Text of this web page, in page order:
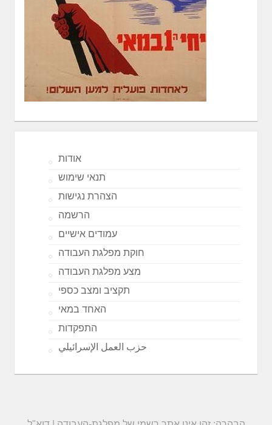
אודות
תנאי שימוש
הצהרת נגישות
הרשמה
עמודים אישיים
חוקת מפלגת העבודה
מצע מפלגת העבודה
תקציב ומצב כספי
האחד במאי
התפקדות
حزب العمل الإسرائيلي